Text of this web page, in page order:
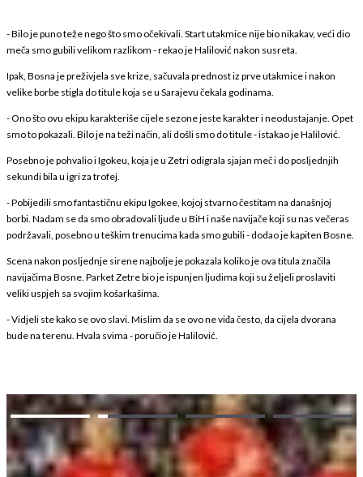
- Bilo je puno teže nego što smo očekivali. Start utakmice nije bio nikakav, veći dio
meča smo gubili velikom razlikom - rekao je Halilović nakon susreta.
Ipak, Bosna je preživjela sve krize, sačuvala prednost iz prve utakmice i nakon
velike borbe stigla do titule koja se u Sarajevu čekala godinama.
- Ono što ovu ekipu karakteriše cijele sezone jeste karakter i neodustajanje. Opet
smo to pokazali. Bilo je na teži način, ali došli smo do titule - istakao je Halilović.
Posebno je pohvalio i Igokeu, koja je u Zetri odigrala sjajan meč i do posljednjih
sekundi bila u igri za trofej.
- Pobijedili smo fantastičnu ekipu Igokee, kojoj stvarno čestitam na današnjoj
borbi. Nadam se da smo obradovali ljude u BiH i naše navijače koji su nas večeras
podržavali, posebno u teškim trenucima kada smo gubili - dodao je kapiten Bosne.
Scena nakon posljednje sirene najbolje je pokazala koliko je ova titula značila
navijačima Bosne. Parket Zetre bio je ispunjen ljudima koji su željeli proslaviti
veliki uspjeh sa svojim košarkašima.
- Vidjeli ste kako se ovo slavi. Mislim da se ovo ne viđa često, da cijela dvorana
bude na terenu. Hvala svima - poručio je Halilović.